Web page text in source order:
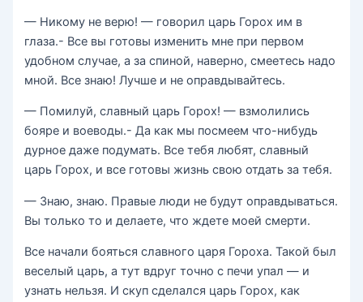
— Никому не верю! — говорил царь Горох им в
глаза.- Все вы готовы изменить мне при первом
удобном случае, а за спиной, наверно, смеетесь надо
мной. Все знаю! Лучше и не оправдывайтесь.
— Помилуй, славный царь Горох! — взмолились
бояре и воеводы.- Да как мы посмеем что-нибудь
дурное даже подумать. Все тебя любят, славный
царь Горох, и все готовы жизнь свою отдать за тебя.
— Знаю, знаю. Правые люди не будут оправдываться.
Вы только то и делаете, что ждете моей смерти.
Все начали бояться славного царя Гороха. Такой был
веселый царь, а тут вдруг точно с печи упал — и
узнать нельзя. И скуп сделался царь Горох, как